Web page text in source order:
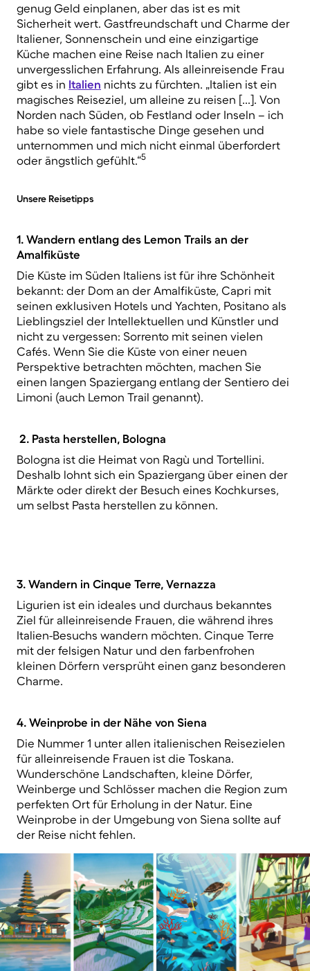
genug Geld einplanen, aber das ist es mit
Sicherheit wert. Gastfreundschaft und Charme der
Italiener, Sonnenschein und eine einzigartige
Küche machen eine Reise nach Italien zu einer
unvergesslichen Erfahrung. Als alleinreisende Frau
gibt es in Italien nichts zu fürchten. „Italien ist ein
magisches Reiseziel, um alleine zu reisen [...]. Von
Norden nach Süden, ob Festland oder Inseln – ich
habe so viele fantastische Dinge gesehen und
unternommen und mich nicht einmal überfordert
oder ängstlich gefühlt.“5
Unsere Reisetipps
1. Wandern entlang des Lemon Trails an der
Amalfiküste
Die Küste im Süden Italiens ist für ihre Schönheit
bekannt: der Dom an der Amalfiküste, Capri mit
seinen exklusiven Hotels und Yachten, Positano als
Lieblingsziel der Intellektuellen und Künstler und
nicht zu vergessen: Sorrento mit seinen vielen
Cafés. Wenn Sie die Küste von einer neuen
Perspektive betrachten möchten, machen Sie
einen langen Spaziergang entlang der Sentiero dei
Limoni (auch Lemon Trail genannt).
2. Pasta herstellen, Bologna
Bologna ist die Heimat von Ragù und Tortellini.
Deshalb lohnt sich ein Spaziergang über einen der
Märkte oder direkt der Besuch eines Kochkurses,
um selbst Pasta herstellen zu können.
3. Wandern in Cinque Terre, Vernazza
Ligurien ist ein ideales und durchaus bekanntes
Ziel für alleinreisende Frauen, die während ihres
Italien-Besuchs wandern möchten. Cinque Terre
mit der felsigen Natur und den farbenfrohen
kleinen Dörfern versprüht einen ganz besonderen
Charme.
4. Weinprobe in der Nähe von Siena
Die Nummer 1 unter allen italienischen Reisezielen
für alleinreisende Frauen ist die Toskana.
Wunderschöne Landschaften, kleine Dörfer,
Weinberge und Schlösser machen die Region zum
perfekten Ort für Erholung in der Natur. Eine
Weinprobe in der Umgebung von Siena sollte auf
der Reise nicht fehlen.